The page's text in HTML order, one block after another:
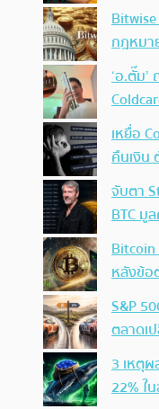
กฎหมา
‘อ.ตั๊ม
เหยื่อ
คืนเงิน
จับตา
BTC มู
หลังข้อ
S&P
ตลาดเ
3 เหตุผ
22% ใ